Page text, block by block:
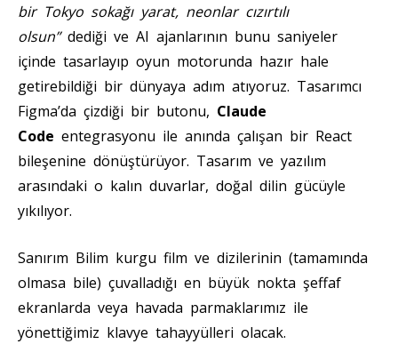
bir Tokyo sokağı yarat, neonlar cızırtılı
olsun”dediği ve AI ajanlarının bunu saniyeler
içinde tasarlayıp oyun motorunda hazır hale
getirebildiği bir dünyaya adım atıyoruz. Tasarımcı
Figma’da çizdiği bir butonu, Claude
Code entegrasyonu ile anında çalışan bir React
bileşenine dönüştürüyor. Tasarım ve yazılım
arasındaki o kalın duvarlar, doğal dilin gücüyle
yıkılıyor.
Sanırım Bilim kurgu film ve dizilerinin (tamamında
olmasa bile) çuvalladığı en büyük nokta şeffaf
ekranlarda veya havada parmaklarımız ile
yönettiğimiz klavye tahayyülleri olacak.